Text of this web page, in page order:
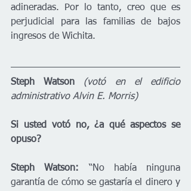
adineradas. Por lo tanto, creo que es
perjudicial para las familias de bajos
ingresos de Wichita.
Steph Watson
(votó en el edificio
administrativo Alvin E. Morris)
Si usted votó no, ¿a qué aspectos se
opuso?
Steph Watson: “No había ninguna
garantía de cómo se gastaría el dinero y